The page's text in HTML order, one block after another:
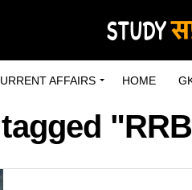
AFFAIRS HOME